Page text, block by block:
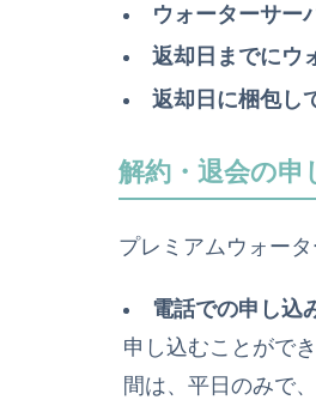
ウォーターサー
返却日までにウ
返却日に梱包し
解約・退会の申
プレミアムウォー
電話での申し込
申し込むことがで
間は、平日のみで